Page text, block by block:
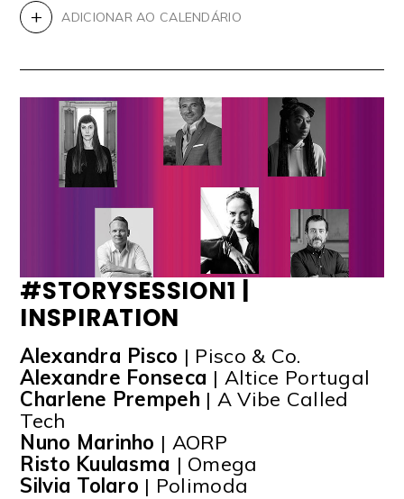
+ ADICIONAR AO CALENDÁRIO
#STORYSESSION1 |
INSPIRATION
Alexandra Pisco | Pisco & Co.
Alexandre Fonseca | Altice Portugal
Charlene Prempeh | A Vibe Called
Tech
Nuno Marinho | AORP
Risto Kuulasma | Omega
Silvia Tolaro | Polimoda